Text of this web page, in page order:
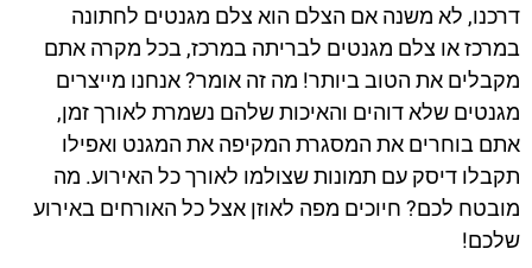
דרכנו, לא משנה אם הצלם הוא צלם מגנטים לחתונה
במרכז או צלם מגנטים לבריתה במרכז, בכל מקרה אתם
מקבלים את הטוב ביותר! מה זה אומר? אנחנו מייצרים
מגנטים שלא דוהים והאיכות שלהם נשמרת לאורך זמן,
אתם בוחרים את המסגרת המקיפה את המגנט ואפילו
תקבלו דיסק עם תמונות שצולמו לאורך כל האירוע. מה
מובטח לכם? חיוכים מפה לאוזן אצל כל האורחים באירוע
שלכם!